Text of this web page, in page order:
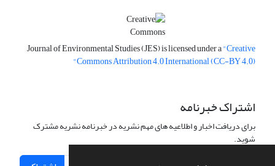
Journal of Environmental Studies (JES) is licensed under a"Creative
Commons Attribution 4.0 International (CC-BY 4.0)"
اشتراک خبرنامه
برای دریافت اخبار و اطلاعیه های مهم نشریه در خبرنامه نشریه مشترک
شوید.